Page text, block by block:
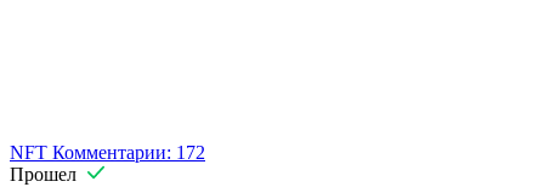
NFT Комментарии: 172
Прошел